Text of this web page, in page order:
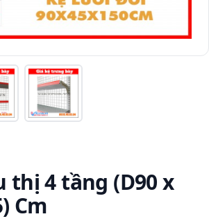
thị 4 tầng (D90 x
Cm